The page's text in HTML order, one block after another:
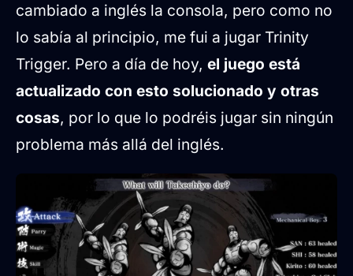
cambiado a inglés la consola, pero como no
lo sabía al principio, me fui a jugar Trinity
Trigger. Pero a día de hoy, el juego está
actualizado con esto solucionado y otras
cosas, por lo que lo podréis jugar sin ningún
problema más allá del inglés.